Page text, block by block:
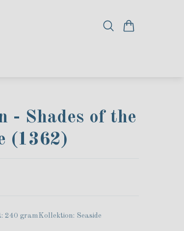
- Shades of the
(1362)
gramKollektion: Seaside